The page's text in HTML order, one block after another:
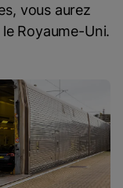
vous aurez
Royaume-Uni.